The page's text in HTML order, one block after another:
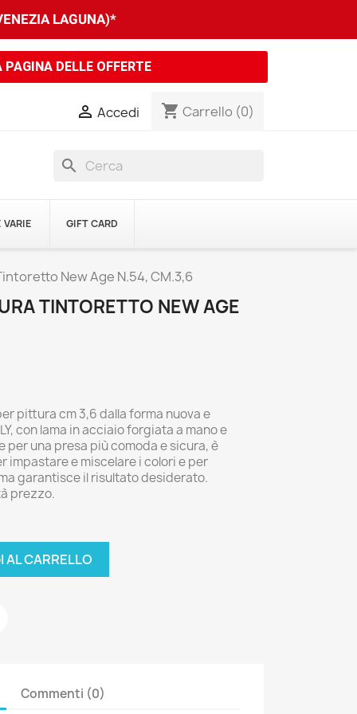
LAGUNA)*
DELLE OFFERTE
 Accedi shopping_cart Carrello (0)
search
GIFT CARD
New Age N.54, CM.3,6
TINTORETTO NEW AGE
pittura cm 3,6 dalla forma nuova e
con lama in acciaio forgiata a mano e
per una presa più comoda e sicura, è
e miscelare i colori e per
garantisce il risultato desiderato.
prezzo.
AL CARRELLO
Commenti (0)